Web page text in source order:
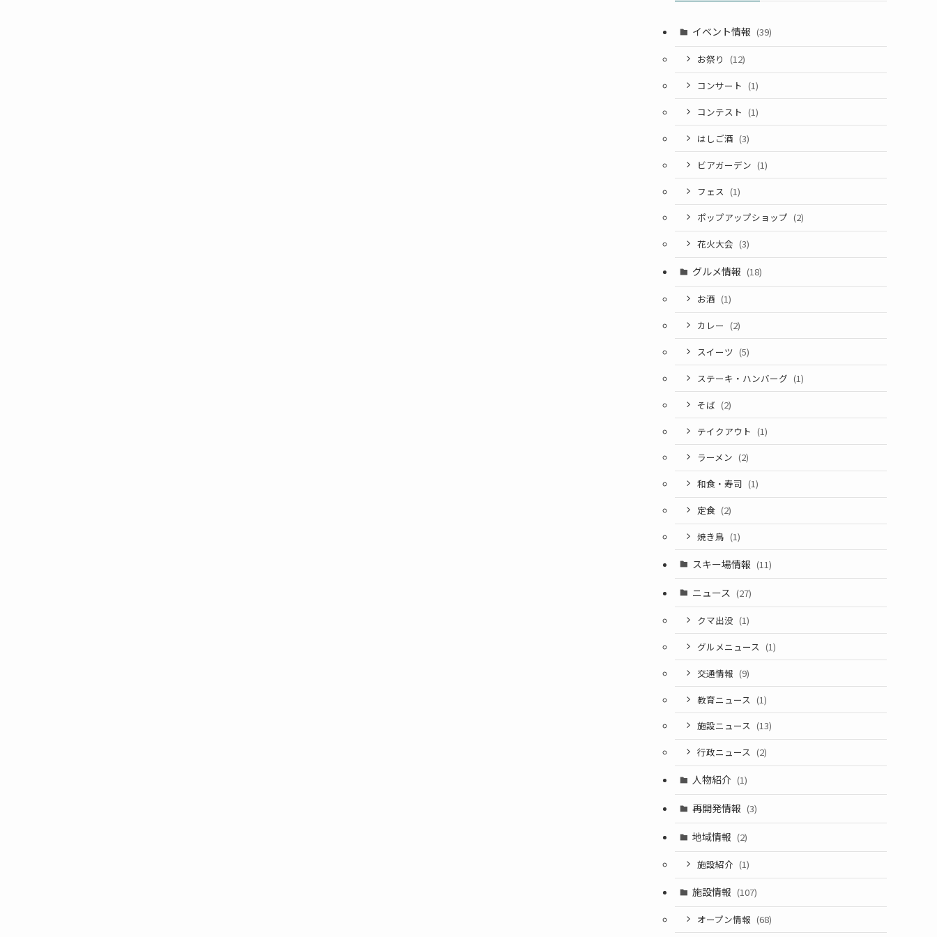
イベント情報 (39)
お祭り (12)
コンサート (1)
コンテスト (1)
はしご酒 (3)
ビアガーデン (1)
フェス (1)
ポップアップショップ (2)
花火大会 (3)
グルメ情報 (18)
お酒 (1)
カレー (2)
スイーツ (5)
ステーキ・ハンバーグ (1)
そば (2)
テイクアウト (1)
ラーメン (2)
和食・寿司 (1)
定食 (2)
焼き鳥 (1)
スキー場情報 (11)
ニュース (27)
クマ出没 (1)
グルメニュース (1)
交通情報 (9)
教育ニュース (1)
施設ニュース (13)
行政ニュース (2)
人物紹介 (1)
再開発情報 (3)
地域情報 (2)
施設紹介 (1)
施設情報 (107)
オープン情報 (68)